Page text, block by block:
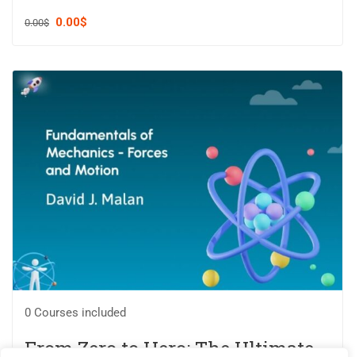
0.00$ 0.00$
0 Courses included
From Zero to Hero: The Ultimate